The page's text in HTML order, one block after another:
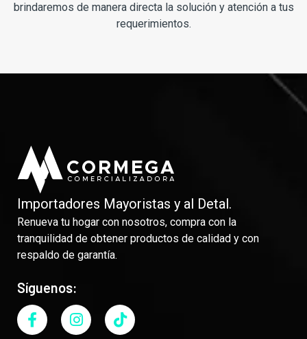
brindaremos de manera directa la solución y atención a tus
requerimientos.
Importadores Mayoristas y al Detal.
Renueva tu hogar con nosotros, compra con la
tranquilidad de obtener productos de calidad y con
respaldo de garantía.
Síguenos: